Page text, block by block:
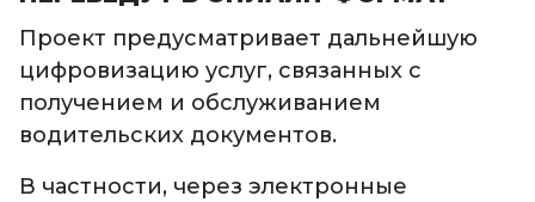
Проект предусматривает дальнейшую
цифровизацию услуг, связанных с
получением и обслуживанием
водительских документов.
В частности, через электронные